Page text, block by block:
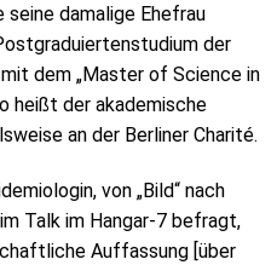
damalige Ehefrau
der
dem „Master of Science in
heißt der akademische
an der Berliner Charité.
von „Bild“ nach
Talk im Hangar-7 befragt,
Auffassung [über